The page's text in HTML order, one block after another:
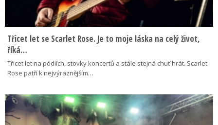
Třicet let se Scarlet Rose. Je to moje láska na celý život,
říká…
Třicet let na pódiích, stovky koncertů a stále stejná chuť hrát. Scarlet
Rose patří k nejvýraznějším…